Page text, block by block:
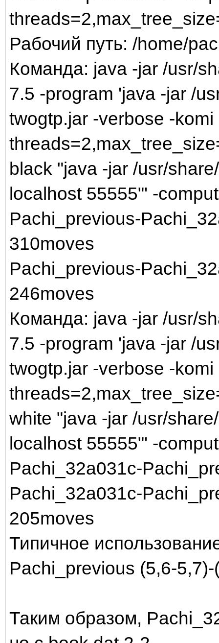
Рабочий путь: /home/
Команда: java -jar /usr/
7.5 -program 'java -jar /
twogtp.jar -verbose -
black "java -jar /usr/
localhost 55555"' -
Pachi_previous-
310moves
Pachi_previous-
246moves
Команда: java -jar /usr/
7.5 -program 'java -jar /
twogtp.jar -verbose -
white "java -jar /usr/
localhost 55555"' -
Pachi_32a031c-
Pachi_32a031c-
205moves
Типичное
Pachi_previous (5,6-
Таким образом,